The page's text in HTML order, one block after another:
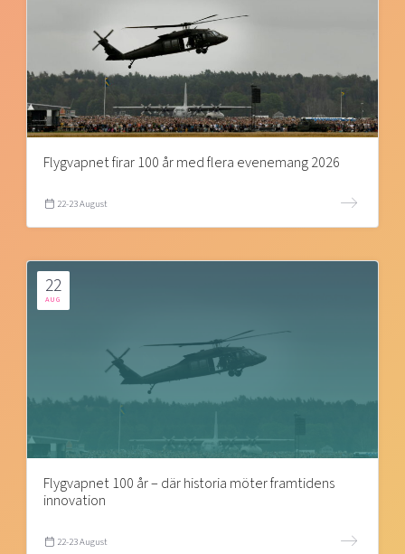
Flygvapnet firar 100 år med flera evenemang 2026
22-23 August
22
AUG
Flygvapnet 100 år – där historia möter framtidens
innovation
22-23 August